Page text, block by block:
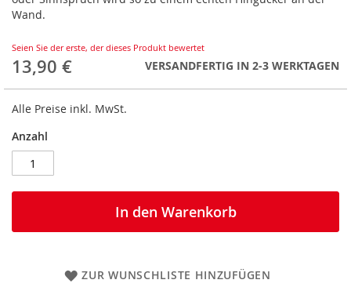
Wand.
Seien Sie der erste, der dieses Produkt bewertet
13,90 € VERSANDFERTIG IN 2-3 WERKTAGEN
Alle Preise inkl. MwSt.
Anzahl
In den Warenkorb
ZUR WUNSCHLISTE HINZUFÜGEN